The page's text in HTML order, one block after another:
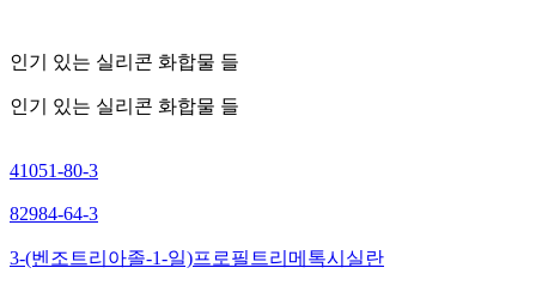
인기 있는 실리콘 화합물 들
인기 있는 실리콘 화합물 들
41051-80-3
82984-64-3
3-(벤조트리아졸-1-일)프로필트리메톡시실란